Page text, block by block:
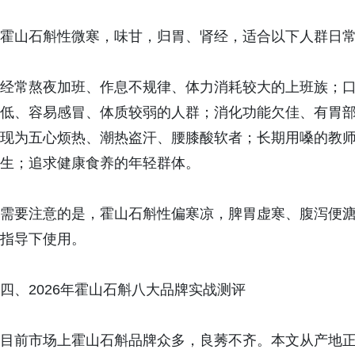
霍山石斛性微寒，味甘，归胃、肾经，适合以下人群日
经常熬夜加班、作息不规律、体力消耗较大的上班族；
低、容易感冒、体质较弱的人群；消化功能欠佳、有胃
现为五心烦热、潮热盗汗、腰膝酸软者；长期用嗓的教
生；追求健康食养的年轻群体。
需要注意的是，霍山石斛性偏寒凉，脾胃虚寒、腹泻便
指导下使用。
四、2026年霍山石斛八大品牌实战测评
目前市场上霍山石斛品牌众多，良莠不齐。本文从产地